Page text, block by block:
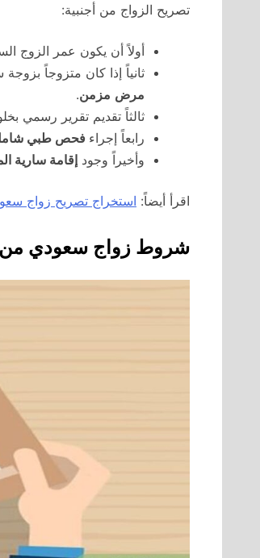
تصريح الزواج من أجنبية:
أولاً أن يكون عمر الزوج السعودي أكثر من 25 عام وعمر
ثانياً إذا كان متزوجاً
مرض مزمن.
ثالثاً تقديم تقرير رسمي
رابعاً إجراء فحص طبي
وأخيراً وجود إقامة سارية
اقرأ أيضاً: استخراج تصريح زواج
شروط زواج سعودي من